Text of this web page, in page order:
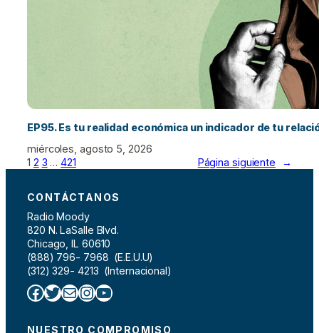
EP95. Es tu realidad económica un indicador de tu
miércoles, agosto 5, 2026
1 2 3 … 421 Página siguiente →
CONTÁCTANOS
Radio Moody
820 N. LaSalle Blvd.
Chicago, IL 60610
(888) 796- 7968 (E.E.U.U)
(312) 329- 4213 (Internacional)
Facebook Twitter Correo electrónico InstagramYouTube
NUESTRO COMPROMISO